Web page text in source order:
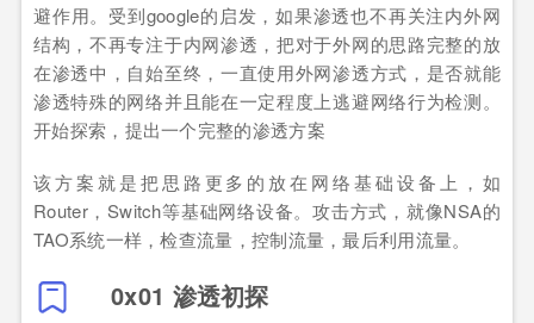
避作用。受到google的启发，如果渗透也不再关注内外网
结构，不再专注于内网渗透，把对于外网的思路完整的放
在渗透中，自始至终，一直使用外网渗透方式，是否就能
渗透特殊的网络并且能在一定程度上逃避网络行为检测。
开始探索，提出一个完整的渗透方案
该方案就是把思路更多的放在网络基础设备上，如
Router，Switch等基础网络设备。攻击方式，就像NSA的
TAO系统一样，检查流量，控制流量，最后利用流量。
0x01 渗透初探